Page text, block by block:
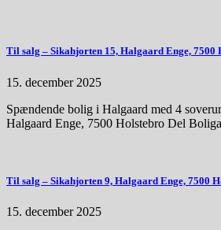
Til salg – Sikahjorten 15, Halgaard Enge, 7500
15. december 2025
Spændende bolig i Halgaard med 4
Halgaard Enge, 7500 Holstebro Del
Til salg – Sikahjorten 9, Halgaard Enge, 7500
15. december 2025